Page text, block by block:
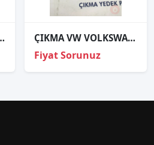
tek beyin 2013-2016 ÇIKMA VW VOLKSWAGEN JETTA SOL İÇ STOP 1K5 945 259
Fiyat Sorunuz